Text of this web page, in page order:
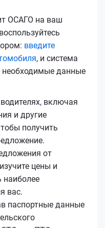
ОСАГО на ваш
введите
, и система
необходимые данные
включая
и другие
получить
от
цены и
наиболее
вас.
паспортные данные